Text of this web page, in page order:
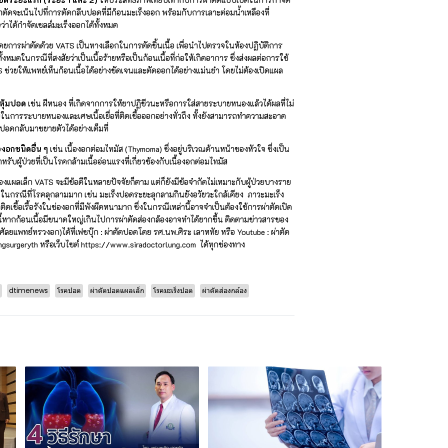
ตัดจะเน้นไปที่การตัดกลีบปอดที่มีก้อนมะเร็งออก พร้อมกับการเลาะต่อมน้ำเหลืองที่
าได้กำจัดเซลล์มะเร็งออกได้ทั้งหมด
การผ่าตัดด้วย VATS เป็นทางเลือกในการตัดชิ้นเนื้อ เพื่อนำไปตรวจในห้องปฏิบัติการ
หมดในกรณีที่สงสัยว่าเป็นเนื้อร้ายหรือเป็นก้อนเนื้อที่ก่อให้เกิดอาการ ซึ่งส่งผลต่อการใช้
ช่วยให้แพทย์เห็นก้อนเนื้อได้อย่างชัดเจนและตัดออกได้อย่างแม่นยำ โดยไม่ต้องเปิดแผล
มปอด เช่น ฝีหนอง ที่เกิดจากการให้ยาปฏิชีวนะหรือการใส่สายระบายหนองแล้วได้ผลที่ไม่
การระบายหนองและเศษเนื้อเยื่อที่ติดเชื้อออกอย่างทั่วถึง ทั้งยังสามารถทำความสะอาด
อดกลับมาขยายตัวได้อย่างเต็มที่
อกชนิดอื่น ๆ เช่น เนื้องอกต่อมไทมัส (Thymoma) ซึ่งอยู่บริเวณด้านหน้าของหัวใจ ซึ่งเป็น
รับผู้ป่วยที่เป็นโรคกล้ามเนื้ออ่อนแรงที่เกี่ยวข้องกับเนื้องอกต่อมไทมัส
แผลเล็ก VATS จะมีข้อดีในหลายปัจจัยก็ตาม แต่ก็ยังมีข้อจำกัดไม่เหมาะกับผู้ป่วยบางราย
นกรณีที่โรคลุกลามมาก เช่น มะเร็งปอดระยะลุกลามกินยังอวัยวะใกล้เคียง ภาวะมะเร็ง
ดเชื้อเรื้อรังในช่องอกที่มีพังผืดหนามาก ซึ่งในกรณีเหล่านี้อาจจำเป็นต้องใช้การผ่าตัดเปิด
ากก้อนเนื้อมีขนาดใหญ่เกินไปการผ่าตัดส่องกล้องอาจทำได้ยากขึ้น ติดตามข่าวสารของ
ลยแพทย์ทรวงอก)ได้ที่เฟซบุ๊ก : ผ่าตัดปอดโดย รศ.นพ.ศิระ เลาหทัย หรือ Youtube : ผ่าตัด
หรือเว็บไซต์https://www.siradoctorlung.com ได้ทุกช่องทาง
dtimenews โรคปอด ผ่าตัดปอดแผลเล็ก โรคมะเร็งปอด ผ่าตัดส่องกล้อง